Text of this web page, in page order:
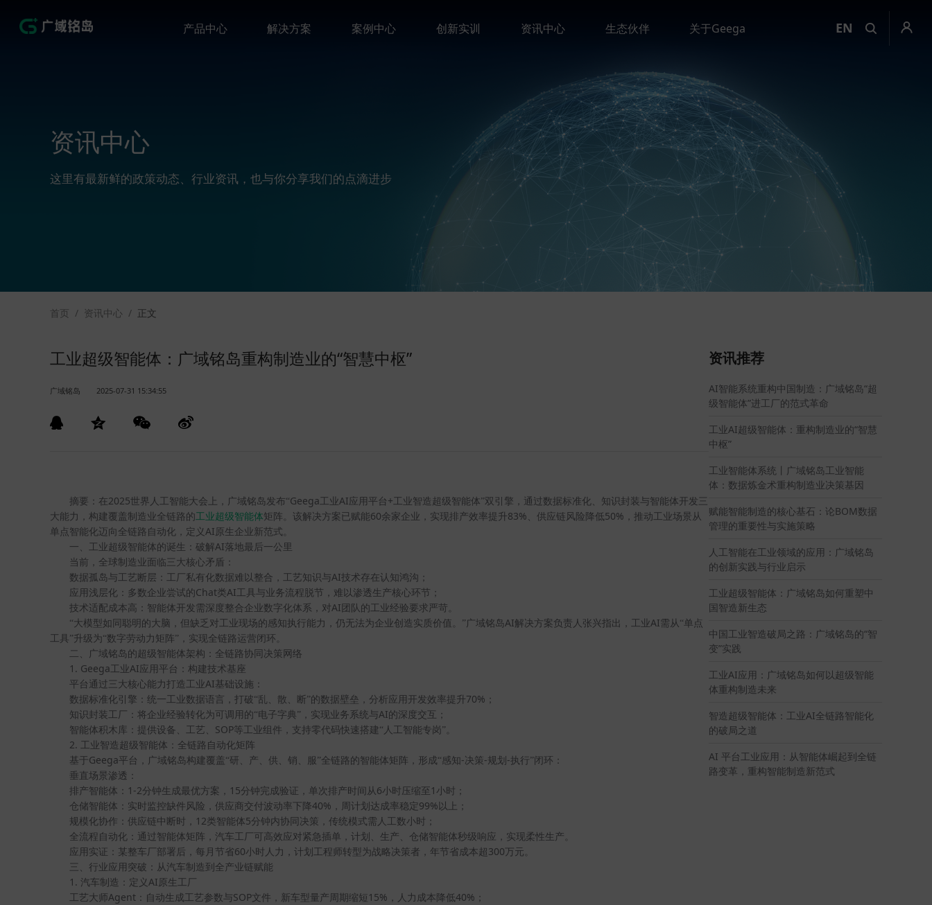
产品中心 解决方案 案例中心 创新实训 资讯中心 生态伙伴 关于Geega EN
资讯中心
这里有最新鲜的政策动态、行业资讯，也与你分享我们的点滴进步
首页 / 资讯中心 / 正文
工业超级智能体：广域铭岛重构制造业的“智慧中枢”
广域铭岛 2025-07-31 15:34:55
摘要：在2025世界人工智能大会上，广域铭岛发布“Geega工业AI应用平台 +工业智造超级智能体”双引擎，通过数据标准化、知识封装与智能体开发三
大能力，构建覆盖制造业全链路的工业超级智能体矩阵。该解决方案已赋能60余家企业，实现排产效率提升83% 、供应链风险降低50% ，推动工业场景从
单点智能化迈向全链路自动化，定义 AI 原生企业新范式。
一、工业超级智能体的诞生：破解AI落地最后一公里
当前，全球制造业面临三大核心矛盾：
数据孤岛与工艺断层：工厂私有化数据难以整合，工艺知识与AI技术存在认知鸿沟；
应用浅层化：多数企业尝试的Chat类AI工具与业务流程脱节，难以渗透生产核心环节；
技术适配成本高：智能体开发需深度整合企业数字化体系，对AI 团队的工业经验要求严苛。
“大模型如同聪明的大脑，但缺乏对工业现场的感知执行能力，仍无法为企业创造实质价值。”广域铭岛AI解决方案负责人张兴指出，工业AI需从“单点
工具”升级为“数字劳动力矩阵”，实现全链路运营闭环。
二、广域铭岛的超级智能体架构：全链路协同决策网络
1. Geega工业AI应用平台：构建技术基座
平台通过三大核心能力打造工业AI基础设施：
数据标准化引擎：统一工业数据语言，打破“乱、散、断”的数据壁垒，分析应用开发效率提升70% ；
知识封装工厂：将企业经验转化为可调用的“电子字典”，实现业务系统与AI的深度交互；
智能体积木库：提供设备、工艺、 SOP等工业组件，支持零代码快速搭建“人工智能专岗”。
2. 工业智造超级智能体：全链路自动化矩阵
基于 Geega平台，广域铭岛构建覆盖“研、产、供、销、服”全链路的智能体矩阵，形成“感知-决策-规划 -执行”闭环：
垂直场景渗透：
排产智能体： 1-2分钟生成最优方案， 15分钟完成验证，单次排产时间从 6小时压缩至 1 小时；
仓储智能体：实时监控缺件风险，供应商交付波动率下降40% ，周计划达成率稳定 99% 以上；
规模化协作：供应链中断时， 12类智能体5分钟内协同决策，传统模式需人工数小时；
全流程自动化：通过智能体矩阵，汽车工厂可高效应对紧急插单，计划、生产、仓储智能体秒级响应，实现柔性生产。
应用实证：某整车厂部署后，每月节省60小时人力，计划工程师转型为战略决策者，年节省成本超 300 万元。
三、行业应用突破：从汽车制造到全产业链赋能
1. 汽车制造：定义 AI 原生工厂
工艺大师Agent ：自动生成工艺参数与SOP 文件，新车型量产周期缩短 15% ，人力成本降低40% ；
资讯推荐
AI智能系统重构中国制造：广域铭岛“超
级智能体”进工厂的范式革命
工业AI超级智能体：重构制造业的“智慧
中枢”
工业智能体系统丨广域铭岛工业智能
体：数据炼金术重构制造业决策基因
赋能智能制造的核心基石：论BOM数据
管理的重要性与实施策略
人工智能在工业领域的应用：广域铭岛
的创新实践与行业启示
工业超级智能体：广域铭岛如何重塑中
国智造新生态
中国工业智造破局之路：广域铭岛的“智
变”实践
工业AI应用：广域铭岛如何以超级智能
体重构制造未来
智造超级智能体：工业AI全链路智能化
的破局之道
AI 平台工业应用：从智能体崛起到全链
路变革，重构智能制造新范式